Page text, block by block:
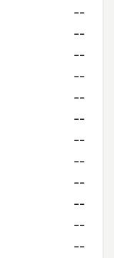
--
--
--
--
--
--
--
--
--
--
--
--